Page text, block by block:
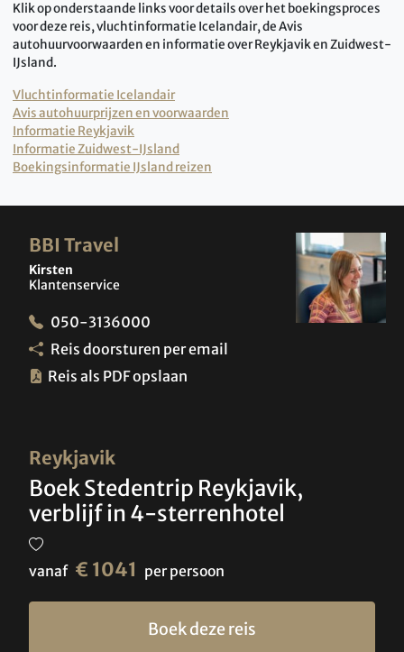
Klik op onderstaande links voor details over het boekingsproces
voor deze reis, vluchtinformatie Icelandair, de Avis
autohuurvoorwaarden en informatie over Reykjavik en Zuidwest-
IJsland.
Vluchtinformatie Icelandair
Avis autohuurprijzen en voorwaarden
Informatie Reykjavik
Informatie Zuidwest-IJsland
Boekingsinformatie IJsland reizen
Reykjavik
Boek Stedentrip Reykjavik,
verblijf in 4-sterrenhotel
vanaf € 1041 per persoon
Boek deze reis
BBI Travel
Kirsten
Klantenservice
050-3136000
Reis doorsturen per email
Reis als PDF opslaan